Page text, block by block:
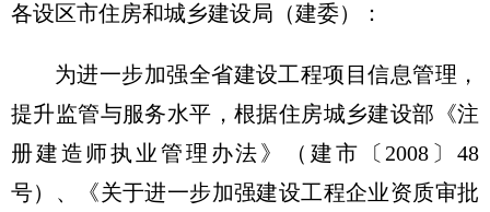
各设区市住房和城乡建设局（建委）：
为进一步加强全省建设工程项目信息管理，
提升监管与服务水平，根据住房城乡建设部《注
册建造师执业管理办法》（建市〔2008〕48
号）、《关于进一步加强建设工程企业资质审批